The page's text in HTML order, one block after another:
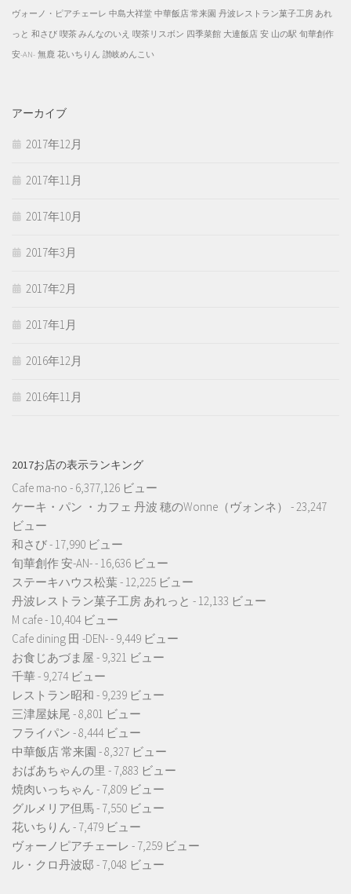
ヴォーノ・ピアチェーレ 中島大祥堂 中華飯店 常来園 丹波レストラン菓子工房 あれ
っと 和さび 喫茶 みんなのいえ 喫茶リスボン 四季菜館 大連飯店 安 山の駅 旬華創作
安-AN- 無鹿 花いちりん 讃岐めんこい
アーカイブ
2017年12月
2017年11月
2017年10月
2017年3月
2017年2月
2017年1月
2016年12月
2016年11月
2017お店の表示ランキング
Cafe ma-no - 6,377,126 ビュー
ケーキ・パン ・カフェ 丹波 穂のWonne（ヴォンネ）
- 23,247
ビュー
和さび- 17,990 ビュー
旬華創作 安-AN-- 16,636 ビュー
ステーキハウス松葉- 12,225 ビュー
丹波レストラン菓子工房 あれっと - 12,133 ビュー
M cafe- 10,404 ビュー
Cafe dining 田 -DEN-- 9,449 ビュー
お食じあづま屋 - 9,321 ビュー
千華- 9,274 ビュー
レストラン昭和 - 9,239 ビュー
三津屋妹尾 - 8,801 ビュー
フライパン - 8,444 ビュー
中華飯店 常来園 - 8,327 ビュー
おばあちゃんの里 - 7,883 ビュー
焼肉いっちゃん - 7,809 ビュー
グルメリア但馬- 7,550 ビュー
花いちりん - 7,479 ビュー
ヴォーノピアチェーレ - 7,259 ビュー
ル・クロ丹波邸 - 7,048 ビュー